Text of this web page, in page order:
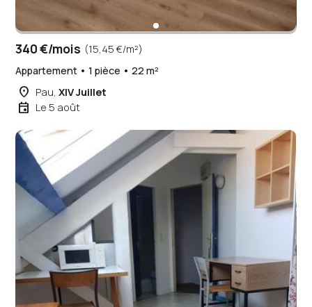
340 €/mois (15,45 €/m²)
Appartement • 1 pièce • 22 m²
place Pau,XIV Juillet
event Le 5 août